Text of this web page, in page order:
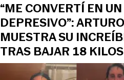
“ME CONVERTÍ EN
DEPRESIVO”:
MUESTRA SU
TRAS BAJAR 18 KILOS